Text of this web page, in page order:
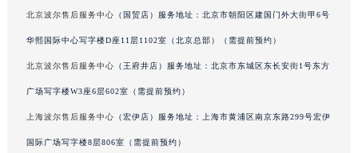
吉林省白城市洮北区明仁南街波尔售后服务中心（需提前预约）
吉林省四平市铁东区紫气大路与南九经街交汇处波尔售后服务中心（需提前预约）
吉林省松原市宁江区五环大街波尔售后服务中心（需提前预约）
北京波尔售后服务中心 （国贸店）服务地址：北京市朝阳区建国门外大街甲6号
华熙国际中心写字楼D座11层1102室（北京总部）（需提前预约）
北京波尔售后服务中心 （王府井店）服务地址：北京市东城区东长安街1号东方
广场写字楼W3座6层602室（需提前预约）
上海波尔售后服务中心 （宏伊店）服务地址：上海市黄浦区南京东路299号宏伊
国际广场写字楼8层806室（需提前预约）